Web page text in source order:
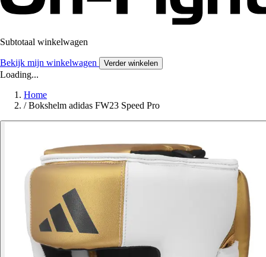
Subtotaal winkelwagen
Bekijk mijn winkelwagen Verder winkelen
Loading...
Home
/ Bokshelm adidas FW23 Speed Pro